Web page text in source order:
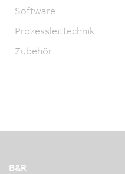
Software
Prozessleittechnik
Zubehör
B&R